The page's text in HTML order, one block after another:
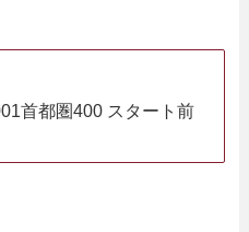
首都圏400 スタート前